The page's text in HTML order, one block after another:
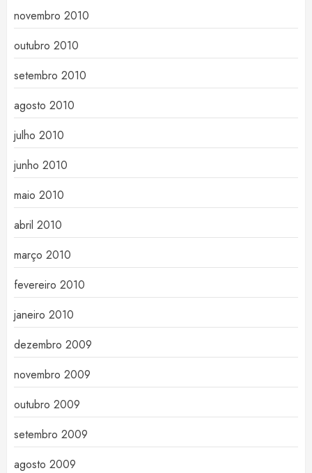
novembro 2010
outubro 2010
setembro 2010
agosto 2010
julho 2010
junho 2010
maio 2010
abril 2010
março 2010
fevereiro 2010
janeiro 2010
dezembro 2009
novembro 2009
outubro 2009
setembro 2009
agosto 2009